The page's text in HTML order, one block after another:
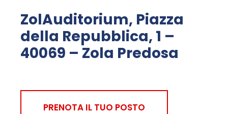
ZolAuditorium, Piazza
della Repubblica, 1 –
40069 – Zola Predosa
PRENOTA IL TUO POSTO